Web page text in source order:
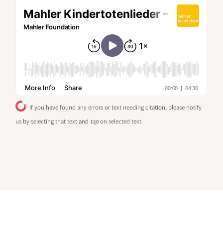
If you have found any errors or text needing citation, please notify
us by selecting that text and tapon selected text.